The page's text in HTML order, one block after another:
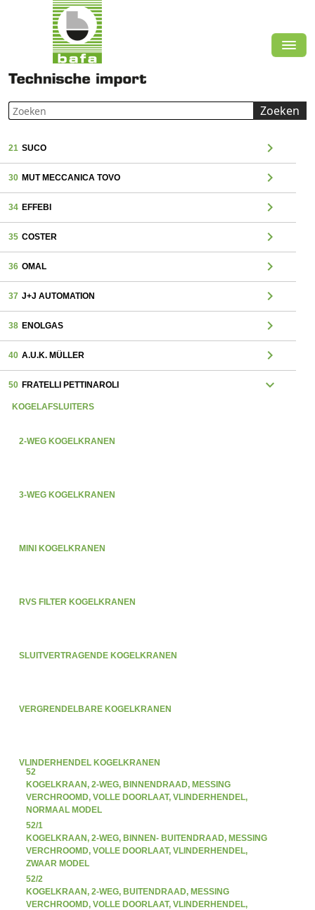
Zoeken
21 SUCO chevron_right
30 MUT MECCANICA TOVO chevron_right
34 EFFEBI chevron_right
35 COSTER chevron_right
36 OMAL chevron_right
37 J+J AUTOMATION chevron_right
38 ENOLGAS chevron_right
40 A.U.K. MÜLLER chevron_right
50 FRATELLI PETTINAROLI expand_more
KOGELAFSLUITERS
2-WEG KOGELKRANEN
3-WEG KOGELKRANEN
MINI KOGELKRANEN
RVS FILTER KOGELKRANEN
SLUITVERTRAGENDE KOGELKRANEN
VERGRENDELBARE KOGELKRANEN
VLINDERHENDEL KOGELKRANEN
52
KOGELKRAAN, 2-WEG, BINNENDRAAD, MESSING
VERCHROOMD, VOLLE DOORLAAT, VLINDERHENDEL,
NORMAAL MODEL
52/1
KOGELKRAAN, 2-WEG, BINNEN- BUITENDRAAD, MESSING
VERCHROOMD, VOLLE DOORLAAT, VLINDERHENDEL,
ZWAAR MODEL
52/2
KOGELKRAAN, 2-WEG, BUITENDRAAD, MESSING
VERCHROOMD, VOLLE DOORLAAT, VLINDERHENDEL,